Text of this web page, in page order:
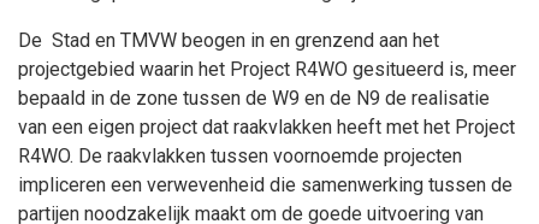
De Stad en TMVW beogen in en grenzend aan het
projectgebied waarin het Project R4WO gesitueerd is, meer
bepaald in de zone tussen de W9 en de N9 de realisatie
van een eigen project dat raakvlakken heeft met het Project
R4WO. De raakvlakken tussen voornoemde projecten
impliceren een verwevenheid die samenwerking tussen de
partijen noodzakelijk maakt om de goede uitvoering van